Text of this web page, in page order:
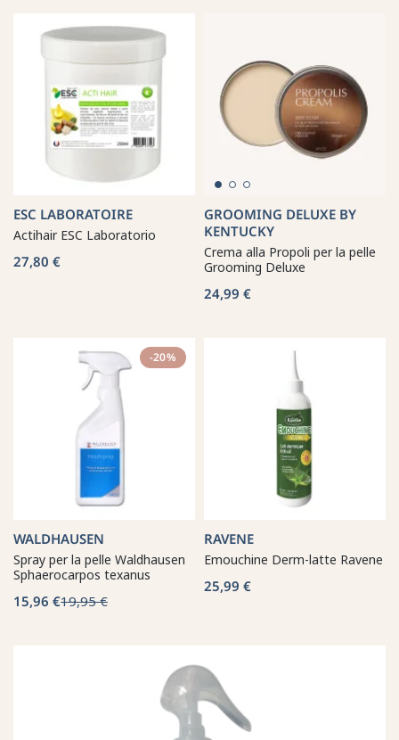
ESC LABORATOIRE
Actihair ESC Laboratorio
27,80 €
GROOMING DELUXE BY
KENTUCKY
Crema alla Propoli per la pelle
Grooming Deluxe
24,99 €
-20%
WALDHAUSEN
Spray per la pelle Waldhausen
Sphaerocarpos texanus
15,96 €19,95 €
RAVENE
Emouchine Derm-latte Ravene
25,99 €